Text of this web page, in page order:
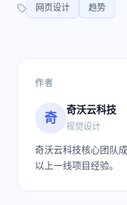
网页设计 趋势
作者
奇 奇沃云科技
视觉设计
奇沃云科技核心团队
以上一线项目经验。